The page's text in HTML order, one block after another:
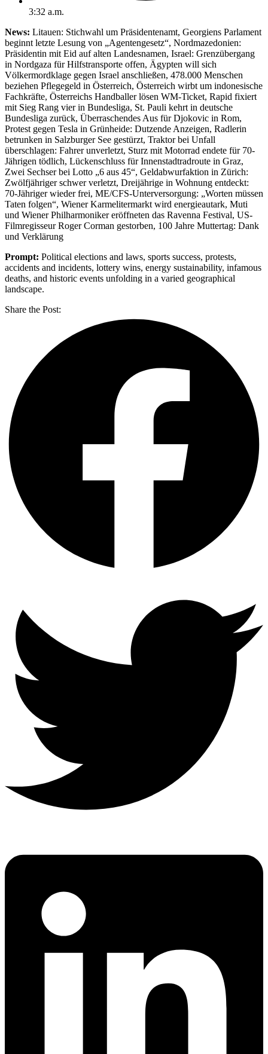
3:32 a.m.
News: Litauen: Stichwahl um Präsidentenamt, Georgiens Parlament
beginnt letzte Lesung von „Agentengesetz“, Nordmazedonien:
Präsidentin mit Eid auf alten Landesnamen, Israel: Grenzübergang
in Nordgaza für Hilfstransporte offen, Ägypten will sich
Völkermordklage gegen Israel anschließen, 478.000 Menschen
beziehen Pflegegeld in Österreich, Österreich wirbt um indonesische
Fachkräfte, Österreichs Handballer lösen WM-Ticket, Rapid fixiert
mit Sieg Rang vier in Bundesliga, St. Pauli kehrt in deutsche
Bundesliga zurück, Überraschendes Aus für Djokovic in Rom,
Protest gegen Tesla in Grünheide: Dutzende Anzeigen, Radlerin
betrunken in Salzburger See gestürzt, Traktor bei Unfall
überschlagen: Fahrer unverletzt, Sturz mit Motorrad endete für 70-
Jährigen tödlich, Lückenschluss für Innenstadtradroute in Graz,
Zwei Sechser bei Lotto „6 aus 45“, Geldabwurfaktion in Zürich:
Zwölfjähriger schwer verletzt, Dreijährige in Wohnung entdeckt:
70-Jähriger wieder frei, ME/CFS-Unterversorgung: „Worten müssen
Taten folgen“, Wiener Karmelitermarkt wird energieautark, Muti
und Wiener Philharmoniker eröffneten das Ravenna Festival, US-
Filmregisseur Roger Corman gestorben, 100 Jahre Muttertag: Dank
und Verklärung
Prompt: Political elections and laws, sports success, protests,
accidents and incidents, lottery wins, energy sustainability, infamous
deaths, and historic events unfolding in a varied geographical
landscape.
Share the Post: